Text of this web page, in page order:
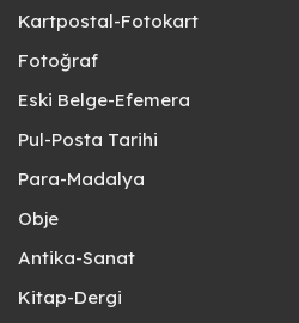
Kartpostal-Fotokart
Fotoğraf
Eski Belge-Efemera
Pul-Posta Tarihi
Para-Madalya
Obje
Antika-Sanat
Kitap-Dergi